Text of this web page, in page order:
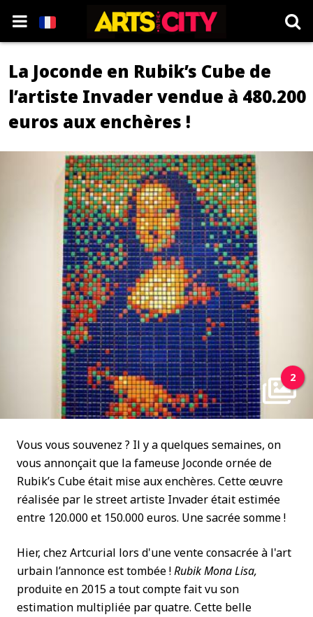
La Joconde en Rubik’s Cube de
l’artiste Invader vendue à 480.200
euros aux enchères !
2
Vous vous souvenez ? Il y a quelques semaines, on
vous annonçait que la fameuse Joconde ornée de
Rubik’s Cube était mise aux enchères. Cette œuvre
réalisée par le street artiste Invader était estimée
entre 120.000 et 150.000 euros. Une sacrée somme !
Hier, chez Artcurial lors d'une vente consacrée à l'art
urbain l’annonce est tombée !Rubik Mona Lisa,
produite en 2015 a tout compte fait vu son
estimation multipliée par quatre. Cette belle